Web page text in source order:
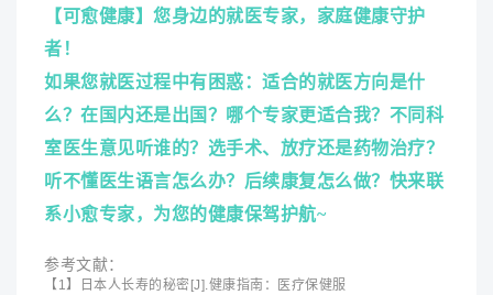
【可愈健康】您身边的就医专家，家庭健康守护
者！
如果您就医过程中有困惑：适合的就医方向是什
么？在国内还是出国？哪个专家更适合我？不同科
室医生意见听谁的？选手术、放疗还是药物治疗？
听不懂医生语言怎么办？后续康复怎么做？快来联
系小愈专家，为您的健康保驾护航~
参考文献：
【1】日本人长寿的秘密[J].健康指南：医疗保健服